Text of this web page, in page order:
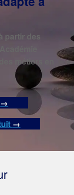
partir des
métiers en
→
→